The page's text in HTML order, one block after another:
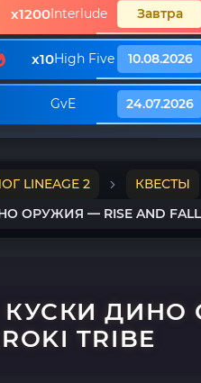
x1200Interlude Завтра
x10High Five 10.08.2026
GvE 24.07.2026
LINEAGE 2
КВЕСТЫ
— RISE AND FALL
ДИНО
TRIBE